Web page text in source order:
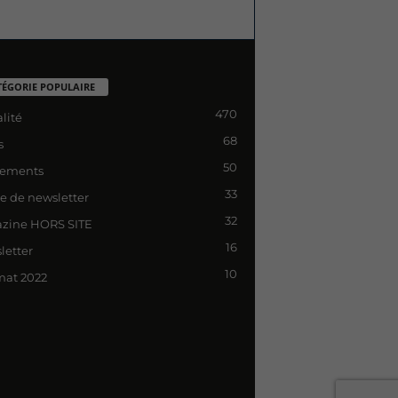
POPULAIRE
470
68
50
de newsletter 33
HORS SITE 32
16
2022 10